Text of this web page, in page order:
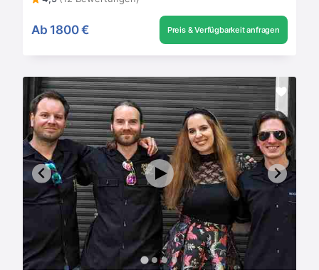
Ab 1800 € Preis & Verfügbarkeit anfragen